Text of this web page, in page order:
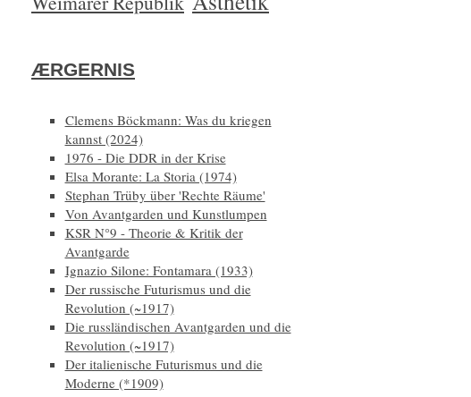
ÆRGERNIS
Clemens Böckmann: Was du kriegen
kannst (2024)
1976 - Die DDR in der Krise
Elsa Morante: La Storia (1974)
Stephan Trüby über 'Rechte Räume'
Von Avantgarden und Kunstlumpen
KSR N°9 - Theorie & Kritik der
Avantgarde
Ignazio Silone: Fontamara (1933)
Der russische Futurismus und die
Revolution (~1917)
Die russländischen Avantgarden und die
Revolution (~1917)
Der italienische Futurismus und die
Moderne (*1909)